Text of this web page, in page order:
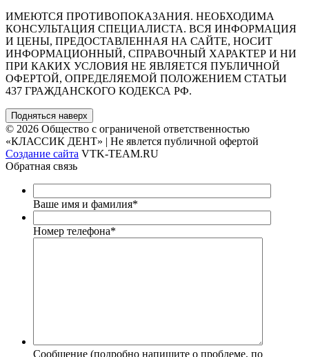
ИМЕЮТСЯ ПРОТИВОПОКАЗАНИЯ. НЕОБХОДИМА
КОНСУЛЬТАЦИЯ СПЕЦИАЛИСТА. ВСЯ ИНФОРМАЦИЯ
И ЦЕНЫ, ПРЕДОСТАВЛЕННАЯ НА САЙТЕ, НОСИТ
ИНФОРМАЦИОННЫЙ, СПРАВОЧНЫЙ ХАРАКТЕР И НИ
ПРИ КАКИХ УСЛОВИЯ НЕ ЯВЛЯЕТСЯ ПУБЛИЧНОЙ
ОФЕРТОЙ, ОПРЕДЕЛЯЕМОЙ ПОЛОЖЕНИЕМ СТАТЬИ
437 ГРАЖДАНСКОГО КОДЕКСА РФ.
Подняться наверх
© 2026 Общество с ограниченой ответственностью
«КЛАССИК ДЕНТ» | Не явлется публичной офертой
Создание сайта VTK-TEAM.RU
Обратная связь
Ваше имя и фамилия*
Номер телефона*
Сообщение (подробно напишите о проблеме, по